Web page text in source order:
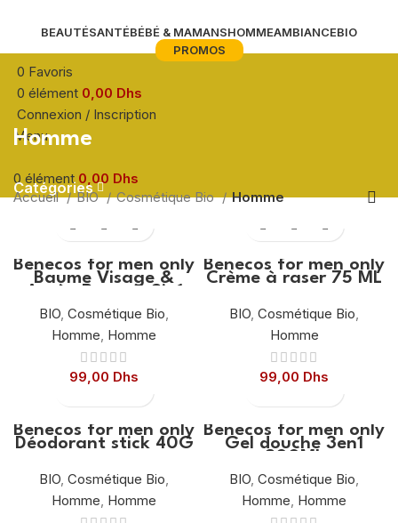
BEAUTÉSANTÉBÉBÉ & MAMANSHOMMEAMBIANCEBIO
PROMOS
0 Favoris
0 élément 0,00 Dhs
Connexion / Inscription
Menu
0élément 0,00 Dhs
Homme
Catégories
Accueil BIO Cosmétique Bio Homme
Benecos for men only
Baume Visage &
50 ML
BIO, Cosmétique Bio,
Homme, Homme
99,00 Dhs
Benecos for men only
Crème à raser 75 ML
BIO, Cosmétique Bio,
Homme
99,00 Dhs
Benecos for men only
Déodorant stick 40G
BIO, Cosmétique Bio,
Homme, Homme
Benecos for men only
Gel douche 3en1
200ML
BIO, Cosmétique Bio,
Homme, Homme